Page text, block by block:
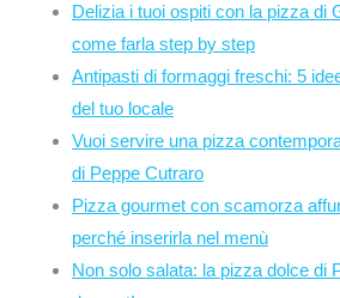
Delizia i tuoi ospiti con la pizza di
come farla step by step
Antipasti di formaggi freschi: 5
del tuo locale
Vuoi servire una pizza
di Peppe Cutraro
Pizza gourmet con scamorza
perché inserirla nel menù
Non solo salata: la pizza dolce di